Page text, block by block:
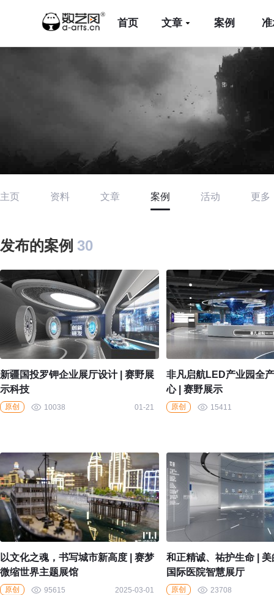
首页 文章 案例
主页 资料 文章 案例 活动 更多
发布的案例 30
新疆国投罗钾企业展厅设计 | 赛野展
示科技
原创 10038 01-21
非凡启航LED产业园全
心 | 赛野展示
原创 15411
以文化之魂，书写城市新高度 | 赛梦
微缩世界主题展馆
原创 95615 2025-03-01
和正精诚、祐护生命 |
国际医院智慧展厅
原创 23708